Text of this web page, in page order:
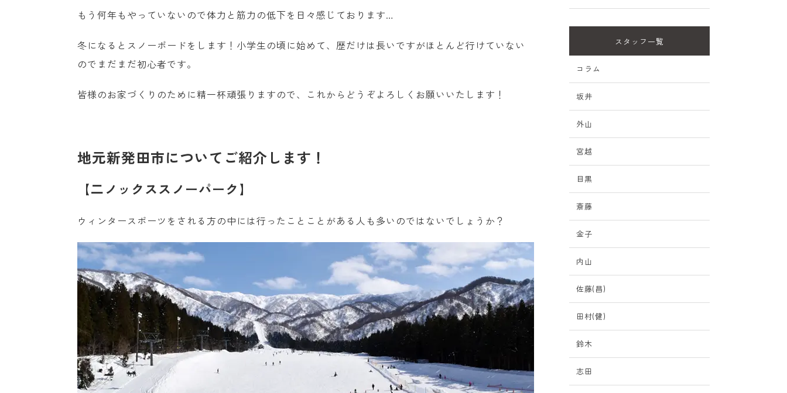
もう何年もやっていないので体力と筋力の低下を日々感じております…
冬になるとスノーボードをします！小学生の頃に始めて、歴だけは長いですがほとんど行けていない
のでまだまだ初心者です。
皆様のお家づくりのために精一杯頑張りますので、これからどうぞよろしくお願いいたします！
地元新発田市についてご紹介します！
【二ノックススノーパーク】
ウィンタースポーツをされる方の中には行ったことことがある人も多いのではないでしょうか？
スタッフ一覧
コラム
坂井
外山
宮越
目黒
斎藤
金子
内山
佐藤(昌)
田村(健)
鈴木
志田